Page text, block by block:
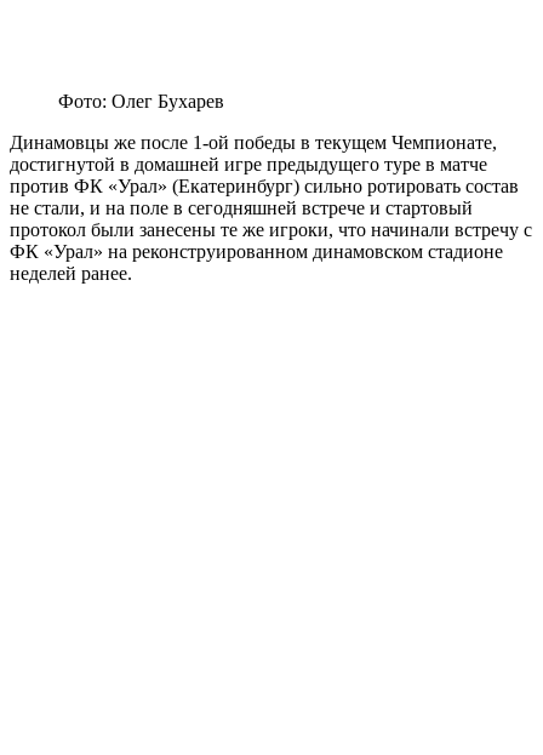
Фото: Олег Бухарев
Динамовцы же после 1-ой победы в текущем Чемпионате,
достигнутой в домашней игре предыдущего туре в матче
против ФК «Урал» (Екатеринбург) сильно ротировать состав
не стали, и на поле в сегодняшней встрече и стартовый
протокол были занесены те же игроки, что начинали встречу с
ФК «Урал» на реконструированном динамовском стадионе
неделей ранее.